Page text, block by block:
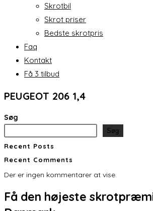
Skrotbil
Skrot priser
Bedste skrotpris
Faq
Kontakt
Få 3 tilbud
PEUGEOT 206 1,4
Søg
Søg
Recent Posts
Recent Comments
Der er ingen kommentarer at vise.
Få den højeste